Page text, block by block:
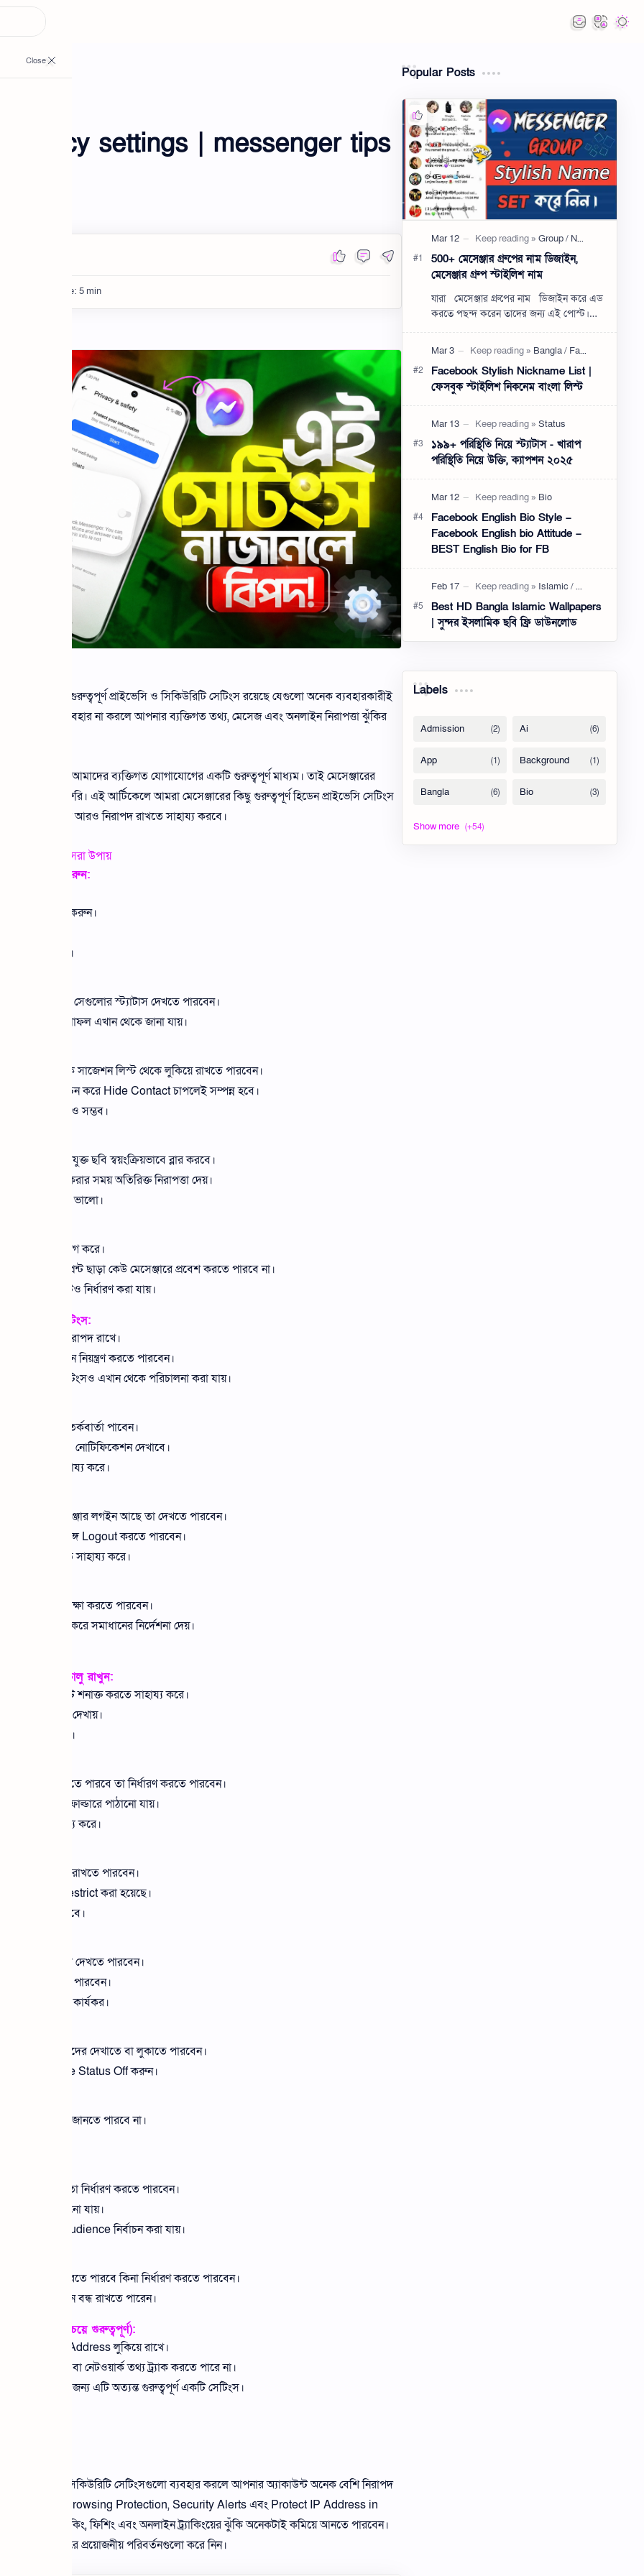
privacy settings | messenger tips
এমন কিছু গুরুত্বপূর্ণ প্রাইভেসি ও সিকিউরিটি সেটিংস রয়েছে যেগুলো অনেক ব্যবহারকারীই
সঠিকভাবে ব্যবহার না করলে আপনার ব্যক্তিগত তথ্য, মেসেজ এবং অনলাইন নিরাপত্তা ঝুঁকির
অ্যাপ নয়; এটি আমাদের ব্যক্তিগত যোগাযোগের একটি গুরুত্বপূর্ণ মাধ্যম। তাই মেসেঞ্জারের
করা অত্যন্ত জরুরি। এই আর্টিকেলে আমরা মেসেঞ্জারের কিছু গুরুত্বপূর্ণ হিডেন প্রাইভেসি সেটিংস
অ্যাকাউন্টকে আরও নিরাপদ রাখতে সাহায্য করবে।
নিরাপদ রাখার সেরা উপায়
প্রবেশ করুন:
আইকনে ক্লিক করুন।
সেকশনে যান।
রিপোর্ট করেছেন সেগুলোর স্ট্যাটাস দেখতে পারবেন।
এবং রিভিউ ফলাফল এখান থেকে জানা যায়।
কন্টাক্টকে সাজেশন লিস্ট থেকে লুকিয়ে রাখতে পারবেন।
করে কন্টাক্ট নির্বাচন করে Hide Contact চাপলেই সম্পন্ন হবে।
Unhide করাও সম্ভব।
পাঠানো অনুপযুক্ত ছবি স্বয়ংক্রিয়ভাবে ব্লার করবে।
স্থানে ব্যবহার করার সময় অতিরিক্ত নিরাপত্তা দেয়।
জন্য এটি চালু রাখা ভালো।
নিরাপত্তা স্তর যোগ করে।
বা ফিঙ্গারপ্রিন্ট ছাড়া কেউ মেসেঞ্জারে প্রবেশ করতে পারবে না।
লক চাইবে সেটিও নির্ধারণ করা যায়।
Chats সেটিংস:
মেসেজ আরও নিরাপদ রাখে।
রিস্টোর অপশন নিয়ন্ত্রণ করতে পারবেন।
স্টোরেজ সেটিংসও এখান থেকে পরিচালনা করা যায়।
লগইন হলে সতর্কবার্তা পাবেন।
পরিবর্তন হলেও নোটিফিকেশন দেখাবে।
পর্যবেক্ষণে সাহায্য করে।
আপনার মেসেঞ্জার লগইন আছে তা দেখতে পারবেন।
দেখলে সঙ্গে সঙ্গে Logout করতে পারবেন।
কিনা বুঝতে সাহায্য করে।
নিরাপত্তা পরীক্ষা করতে পারবেন।
সেটি শনাক্ত করে সমাধানের নির্দেশনা দেয়।
Protection চালু রাখুন:
ওয়েবসাইট শনাক্ত করতে সাহায্য করে।
আগে সতর্কবার্তা দেখায়।
থেকে সুরক্ষা দেয়।
মেসেজ পাঠাতে পারবে তা নির্ধারণ করতে পারবেন।
Request ফোল্ডারে পাঠানো যায়।
কমাতে সাহায্য করে।
Restrict করে রাখতে পারবেন।
না যে তাকে Restrict করা হয়েছে।
করা যাবে।
তাদের তালিকা দেখতে পারবেন।
আনব্লক করতে পারবেন।
বন্ধ করতে কার্যকর।
কিনা অন্যদের দেখাতে বা লুকাতে পারবেন।
চাইলে Active Status Off করুন।
অন্য ব্যক্তি জানতে পারবে না।
দেখতে পারবে তা নির্ধারণ করতে পারবেন।
থেকে স্টোরি লুকানো যায়।
বা Custom Audience নির্বাচন করা যায়।
শেয়ার করতে পারবে কিনা নির্ধারণ করতে পারবেন।
জন্য প্রয়োজনে বন্ধ রাখতে পারেন।
Calls (সবচেয়ে গুরুত্বপূর্ণ):
সময় আপনার IP Address লুকিয়ে রাখে।
আপনার অবস্থান বা নেটওয়ার্ক তথ্য ট্র্যাক করতে পারে না।
ব্যবহারকারীদের জন্য এটি অত্যন্ত গুরুত্বপূর্ণ একটি সেটিংস।
প্রাইভেসি ও সিকিউরিটি সেটিংসগুলো ব্যবহার করলে আপনার অ্যাকাউন্ট অনেক বেশি নিরাপদ
Advanced Browsing Protection, Security Alerts এবং Protect IP Address in
আপনি হ্যাকিং, ফিশিং এবং অনলাইন ট্র্যাকিংয়ের ঝুঁকি অনেকটাই কমিয়ে আনতে পারবেন।
চেক করে প্রয়োজনীয় পরিবর্তনগুলো করে নিন।
Popular Posts
500+ মেসেঞ্জার গ্রুপের নাম ডিজাইন,
মেসেঞ্জার গ্রুপ স্টাইলিশ নাম
যারা মেসেঞ্জার গ্রুপের নাম ডিজাইন করে এড
করতে পছন্দ করেন তাদের জন্য এই পোস্ট।
Facebook Stylish Nickname List |
ফেসবুক স্টাইলিশ নিকনেম বাংলা লিস্ট
১৯৯+ পরিস্থিতি নিয়ে স্ট্যাটাস - খারাপ
পরিস্থিতি নিয়ে উক্তি, ক্যাপশন ২০২৫
Facebook English Bio Style –
Facebook English bio Attitude –
BEST English Bio for FB
Best HD Bangla Islamic Wallpapers
| সুন্দর ইসলামিক ছবি ফ্রি ডাউনলোড
Labels